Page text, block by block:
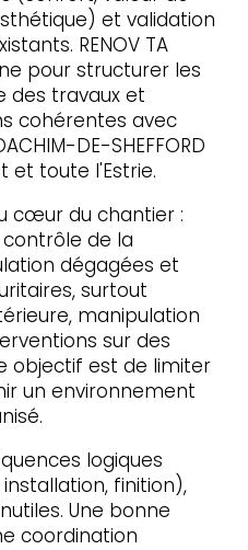
et validation
RENOV TA
pour structurer les
des travaux et
cohérentes avec
DE-SHEFFORD
et toute l'Estrie.
cœur du chantier :
de la
dégagées et
surtout
manipulation
sur des
objectif est de limiter
un environnement
logiques
finition),
Une bonne
coordination